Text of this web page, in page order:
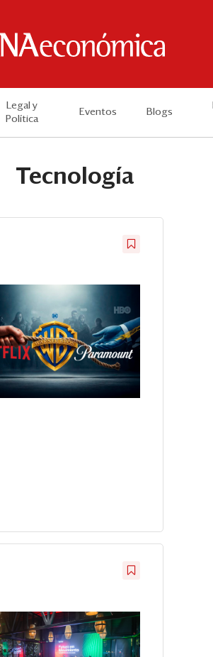
Legal y
Política
Eventos Blogs
Tecnología